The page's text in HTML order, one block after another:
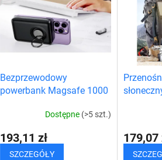
Bezprzewodowy
powerbank Magsafe 1000
Dostępne (>5 szt.)
193,11 zł
SZCZEGÓŁY
179,07